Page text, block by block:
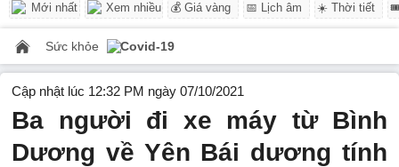
Mới nhất Xem nhiều 💰 Giá vàng 📅 Lịch âm ☀️ Thời tiết
Sức khỏe Covid-19
Cập nhật lúc 12:32 PM ngày 07/10/2021
Ba người đi xe máy từ Bình
Dương về Yên Bái dương tính